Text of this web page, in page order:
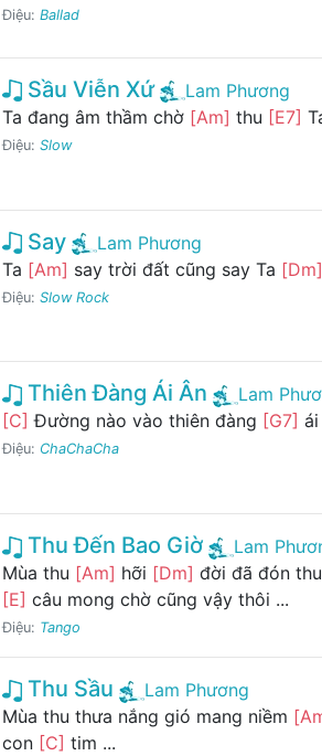
Điệu: Ballad
Sầu Viễn Xứ
Lam Phương
Ta đang âm thầm chờ [Am] thu [E7]
Điệu: Slow
Say
Lam Phương
Ta [Am] say trời đất cũng say Ta [Dm]
Điệu: Slow Rock
Thiên Đàng Ái Ân
Lam
[C] Đường nào vào thiên đàng [G7]
Điệu: ChaChaCha
Thu Đến Bao Giờ
Lam
Mùa thu [Am] hỡi [Dm] đời đã đón
[E] câu mong chờ cũng vậy thôi ...
Điệu: Tango
Thu Sầu
Lam Phương
Mùa thu thưa nắng gió mang niềm
con [C] tim ...